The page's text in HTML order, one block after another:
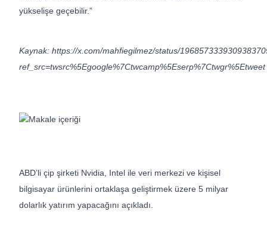
yükselişe geçebilir.”
Kaynak: https://x.com/mahfiegilmez/status/
ref_src=twsrc%5Egoogle%7Ctwcamp%5Eserp%7Ctwgr%5Etweet
ABD’li çip şirketi Nvidia, Intel ile veri merkezi ve kişisel
bilgisayar ürünlerini ortaklaşa geliştirmek üzere 5 milyar
dolarlık yatırım yapacağını açıkladı.